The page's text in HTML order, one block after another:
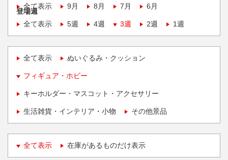
全て表示
9月 8月 7月 6月
登場週
全て表示
5週 4週 3週 2週 1週
全て表示 ぬいぐるみ・クッション
フィギュア・ホビー
キーホルダー・マスコット・アクセサリー
生活雑貨・インテリア・小物 その他景品
全て表示 在庫があるものだけ表示